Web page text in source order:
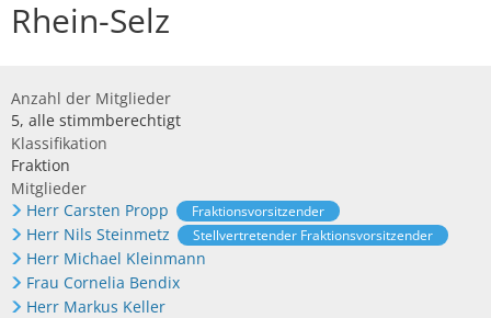
Rhein-Selz
Anzahl der Mitglieder
5, alle stimmberechtigt
Klassifikation
Fraktion
Mitglieder
Herr Carsten Propp
Fraktionsvorsitzender
Herr Nils Steinmetz Stellvertretender Fraktionsvorsitzender
Herr Michael Kleinmann
Frau Cornelia Bendix
Herr Markus Keller